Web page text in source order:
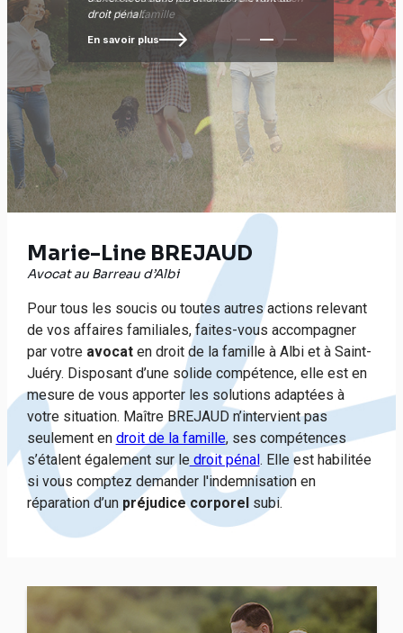
Pause
droit de la famille
En savoir plus
droit pénal.
En savoir plus
le Juge des enfants a prononcé...
En savoir plus
Marie-Line BREJAUD
Avocat au Barreau d’Albi
Pour tous les soucis ou toutes autres actions relevant
de vos affaires familiales, faites-vous accompagner
par votre avocaten droit de la famille à Albi et à Saint-
Juéry. Disposant d’une solide compétence, elle est en
mesure de vous apporter les solutions adaptées à
votre situation. Maître BREJAUD n’intervient pas
seulement en droit de la famille, ses compétences
s’étalent également sur le droit pénal. Elle est habilitée
si vous comptez demander l'indemnisation en
réparation d’un préjudice corporel subi.